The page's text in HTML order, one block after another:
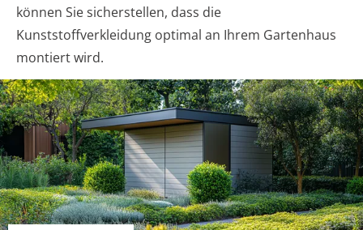
können Sie sicherstellen, dass die
Kunststoffverkleidung optimal an Ihrem Gartenhaus
montiert wird.